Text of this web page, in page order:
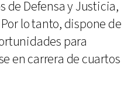
de Defensa y Justicia,
lo tanto, dispone de
para
en carrera de cuartos